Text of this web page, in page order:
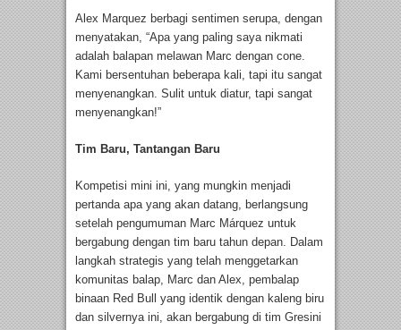
Alex Marquez berbagi sentimen serupa, dengan
menyatakan, “Apa yang paling saya nikmati
adalah balapan melawan Marc dengan cone.
Kami bersentuhan beberapa kali, tapi itu sangat
menyenangkan. Sulit untuk diatur, tapi sangat
menyenangkan!”
Tim Baru, Tantangan Baru
Kompetisi mini ini, yang mungkin menjadi
pertanda apa yang akan datang, berlangsung
setelah pengumuman Marc Márquez untuk
bergabung dengan tim baru tahun depan. Dalam
langkah strategis yang telah menggetarkan
komunitas balap, Marc dan Alex, pembalap
binaan Red Bull yang identik dengan kaleng biru
dan silvernya ini, akan bergabung di tim Gresini